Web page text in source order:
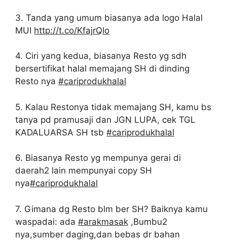
3. Tanda yang umum biasanya ada logo Halal
MUI http://t.co/KfajrQIo
4. Ciri yang kedua, biasanya Resto yg sdh
bersertifikat halal memajang SH di dinding
Resto nya #cariprodukhalal
5. Kalau Restonya tidak memajang SH, kamu bs
tanya pd pramusaji dan JGN LUPA, cek TGL
KADALUARSA SH tsb #cariprodukhalal
6. Biasanya Resto yg mempunya gerai di
daerah2 lain mempunyai copy SH
nya#cariprodukhalal
7. Gimana dg Resto blm ber SH? Baiknya kamu
waspadai: ada #arakmasak ,Bumbu2
nya,sumber daging,dan bebas dr bahan